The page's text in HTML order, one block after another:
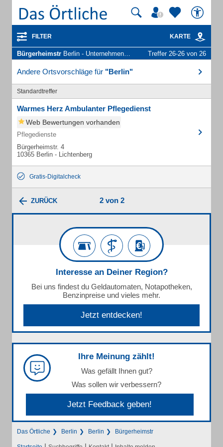
FILTER KARTE
Bürgerheimstr Berlin - Unternehmen und Personen Treffer 26-26 von 26
Andere Ortsvorschläge für "Berlin"
Standardtreffer
Warmes Herz Ambulanter Pflegedienst
Web Bewertungen vorhanden
Pflegedienste
Bürgerheimstr. 4
10365 Berlin - Lichtenberg
Gratis-Digitalcheck
ZURÜCK 2 von 2
Interesse an Deiner Region?
Bei uns findest du Geldautomaten, Notapotheken,
Benzinpreise und vieles mehr.
Jetzt entdecken!
Ihre Meinung zählt!
Was gefällt Ihnen gut?
Was sollen wir verbessern?
Jetzt Feedback geben!
Das Örtliche Berlin Berlin Bürgerheimstr